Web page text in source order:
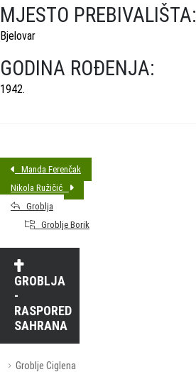
MJESTO PREBIVALIŠTA:
Bjelovar
GODINA ROĐENJA:
1942.
Manda Ferenčak
Nikola Ružičić
Groblja
Groblje Borik
GROBLJA
-
RASPORED
SAHRANA
Groblje Ciglena